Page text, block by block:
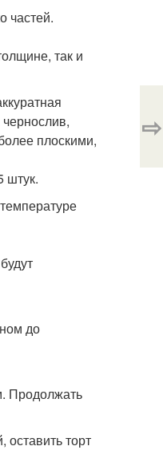
частей.
так и
плоскими,
штук.
до
Продолжать
торт
⇨